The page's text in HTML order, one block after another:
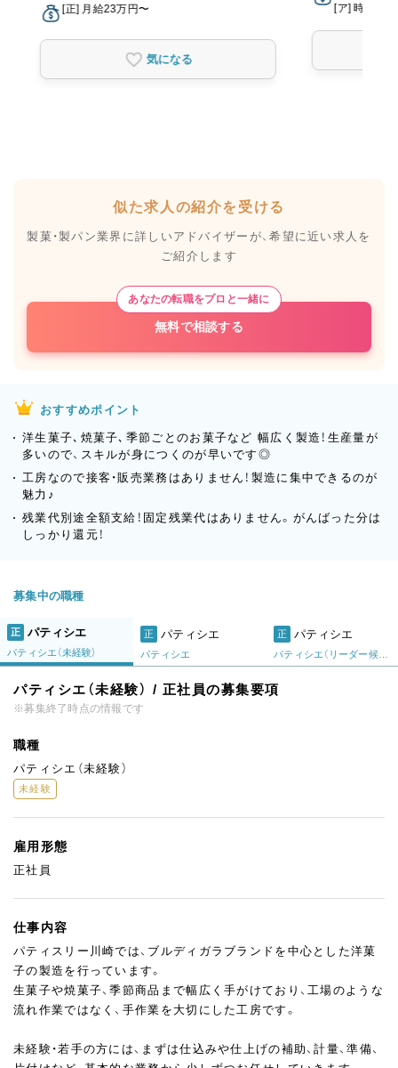
[正] 月給23万円〜
気になる
[ア] 時給
似た求人の紹介を受ける
製菓・製パン業界に詳しいアドバイザーが、希望に近い求人を
ご紹介します
あなたの転職をプロと一緒に
無料で相談する
おすすめポイント
洋生菓子､焼菓子､季節ごとのお菓子など 幅広く製造！生産量が
多いので、スキルが身につくのが早いです◎
工房なので接客・販売業務はありません！製造に集中できるのが
魅力♪
残業代別途全額支給！固定残業代はありません。がんばった分は
しっかり還元！
募集中の職種
正 パティシエ
パティシエ（未経験）
正 パティシエ
パティシエ
正 パティシエ
パティシエ（リーダー候補）
パティシエ（未経験） / 正社員の募集要項
※募集終了時点の情報です
職種
パティシエ（未経験）
未経験
雇用形態
正社員
仕事内容
パティスリー川崎では、ブルディガラブランドを中心とした洋菓
子の製造を行っています。
生菓子や焼菓子、季節商品まで幅広く手がけており、工場のような
流れ作業ではなく、手作業を大切にした工房です。
未経験・若手の方には、まずは仕込みや仕上げの補助、計量、準備、